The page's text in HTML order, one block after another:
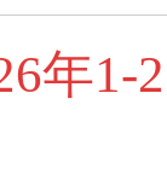
年1-